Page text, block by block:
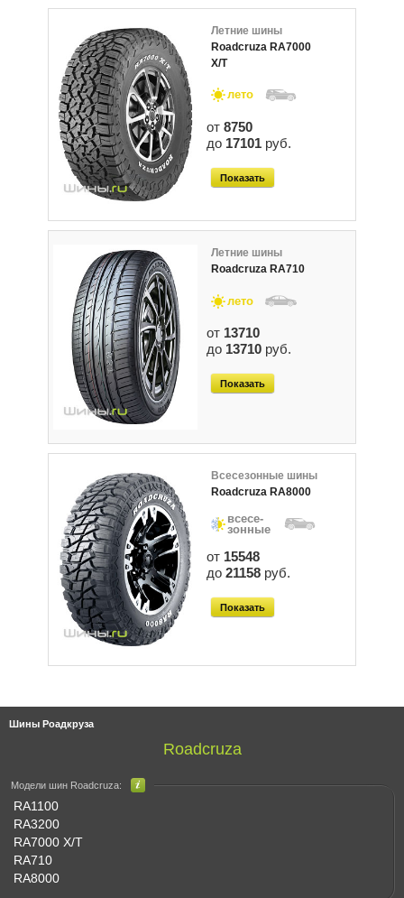
Шины Роадкруза
Roadcruza
Модели шин Roadcruza:
RA1100
RA3200
RA7000 X/T
RA710
RA8000
Летние шины
Roadcruza RA7000
X/T
лето
от 8750
до 17101 руб.
Показать
Летние шины
Roadcruza RA710
лето
от 13710
до 13710 руб.
Показать
Всесезонные шины
Roadcruza RA8000
всесе-
зонные
от 15548
до 21158 руб.
Показать